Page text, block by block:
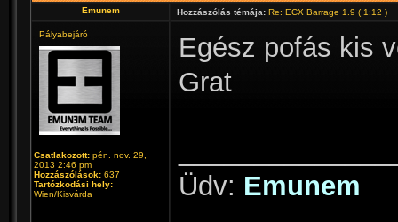
Emunem Hozzászólás témája: Re: ECX Barrage 1.9 ( 1:12 )
Pályabejáró
Csatlakozott: pén. nov. 29,
2013 2:46 pm
Hozzászólások: 637
Tartózkodási hely:
Wien/Kisvárda
Egész pofás kis
Grat
Üdv: Emunem